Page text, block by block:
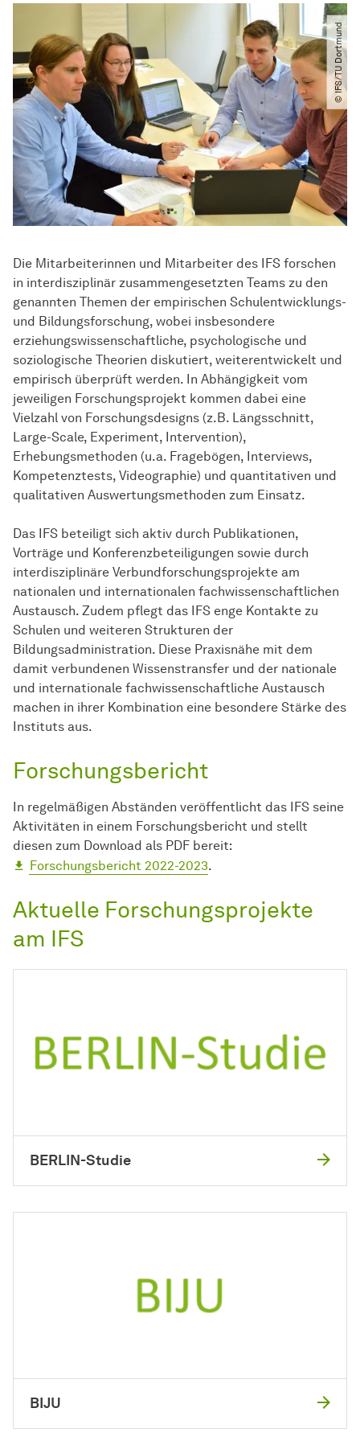
Die Mitarbeiterinnen und Mitarbeiter des IFS forschen
in interdisziplinär zusammengesetzten Teams zu den
genannten Themen der empirischen Schulentwicklungs-
und Bildungsforschung, wobei insbesondere
erziehungswissenschaftliche, psychologische und
soziologische Theorien diskutiert, weiterentwickelt und
empirisch überprüft werden. In Abhängigkeit vom
jeweiligen Forschungsprojekt kommen dabei eine
Vielzahl von Forschungsdesigns (z.B. Längsschnitt,
Large-Scale, Experiment, Intervention),
Erhebungsmethoden (u.a. Fragebögen, Interviews,
Kompetenztests, Videographie) und quantitativen und
qualitativen Auswertungsmethoden zum Einsatz.
© IFS​/​TU Dortmund
Das IFS beteiligt sich aktiv durch Publikationen,
Vorträge und Konferenzbeteiligungen sowie durch
interdisziplinäre Verbundforschungsprojekte am
nationalen und internationalen fachwissenschaftlichen
Austausch. Zudem pflegt das IFS enge Kontakte zu
Schulen und weiteren Strukturen der
Bildungsadministration. Diese Praxisnähe mit dem
damit verbundenen Wissenstransfer und der nationale
und internationale fachwissenschaftliche Austausch
machen in ihrer Kombination eine besondere Stärke des
Instituts aus.
Forschungsbericht
In regelmäßigen Abständen veröffentlicht das IFS seine
Aktivitäten in einem Forschungsbericht und stellt
diesen zum Download als PDF bereit:
Forschungsbericht 2022-2023.
Aktuelle Forschungsprojekte
am IFS
BERLIN-Studie
BIJU